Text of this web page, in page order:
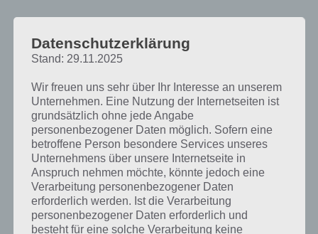
Oben findest du bereits die Lösung rund um Blasinstrument. Da die
exakte Level anzeigen, weshalb du über unsere Komplettlösung
jedoch trotzdem zu jedem Sachverhalt die entsprechenden
Antworten findest!
Weitere Lösungen zu 94%
gesucht? Schaue inunsere
Komplettlösung zur App! Dort
Datenschutzerklärung
Stand: 29.11.2025
Wir freuen uns sehr über Ihr Interesse an unserem
Unternehmen. Eine Nutzung der Internetseiten ist
grundsätzlich ohne jede Angabe
personenbezogener Daten möglich. Sofern eine
betroffene Person besondere Services unseres
Unternehmens über unsere Internetseite in
Anspruch nehmen möchte, könnte jedoch eine
Verarbeitung personenbezogener Daten
erforderlich werden. Ist die Verarbeitung
personenbezogener Daten erforderlich und
besteht für eine solche Verarbeitung keine